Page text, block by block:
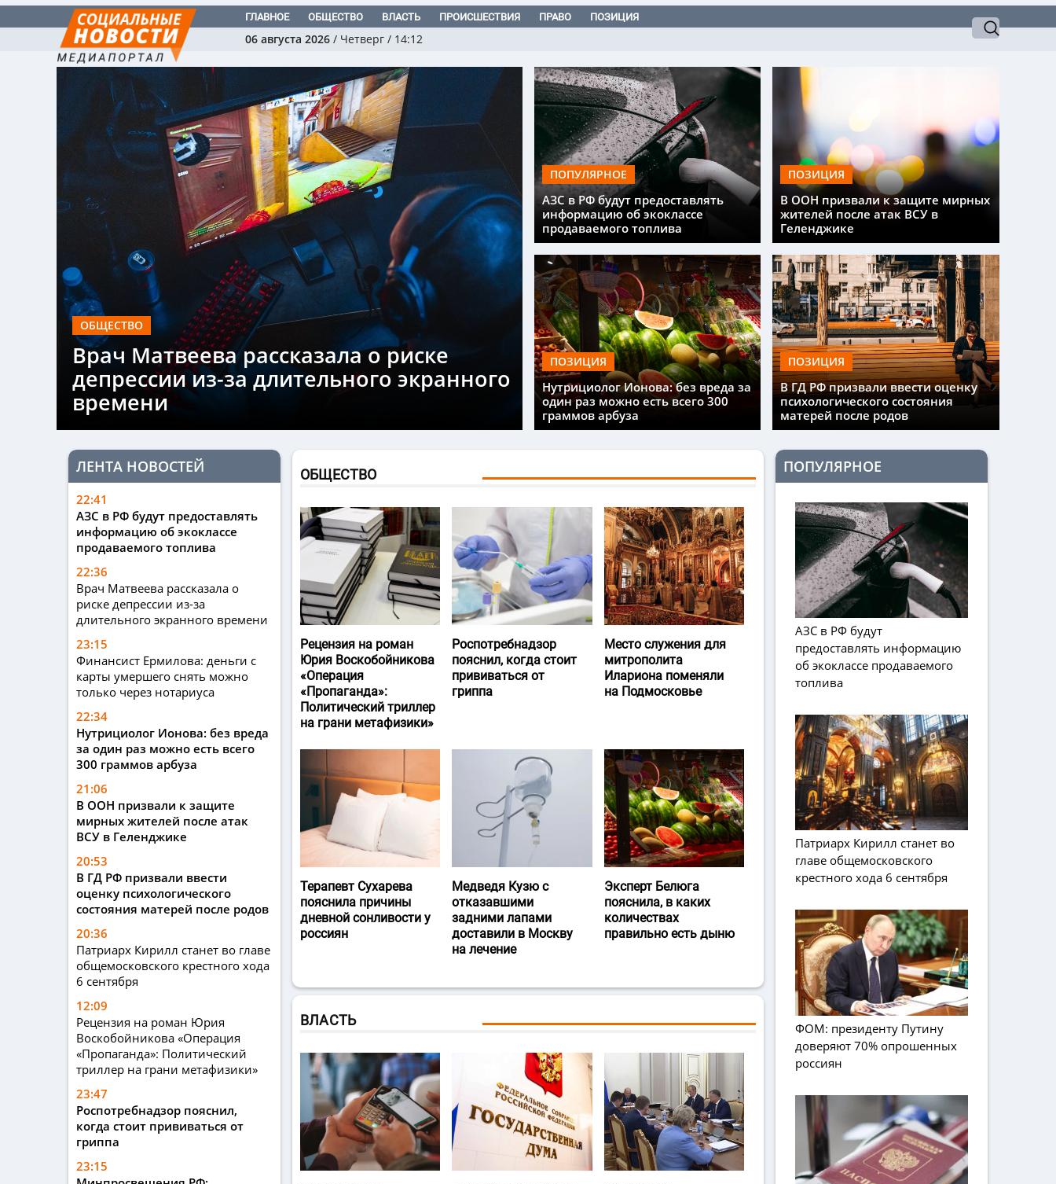
ГЛАВНОЕ ОБЩЕСТВО ВЛАСТЬ ПРОИСШЕСТВИЯ ПРАВО ПОЗИЦИЯ
06 августа 2026 / Четверг / 14:12
ОБЩЕСТВО
Врач Матвеева рассказала о риске
депрессии из-за длительного экранного
времени
ПОПУЛЯРНОЕ
АЗС в РФ будут предоставлять
информацию об экоклассе
продаваемого топлива
ПОЗИЦИЯ
Нутрициолог Ионова: без вреда за
один раз можно есть всего 300
граммов арбуза
ПОЗИЦИЯ
В ООН призвали к защите мирных
жителей после атак ВСУ в
Геленджике
ПОЗИЦИЯ
В ГД РФ призвали ввести оценку
психологического состояния
матерей после родов
ЛЕНТА НОВОСТЕЙ
22:41
АЗС в РФ будут предоставлять
информацию об экоклассе
продаваемого топлива
22:36
Врач Матвеева рассказала о
риске депрессии из-за
длительного экранного времени
23:15
Финансист Ермилова: деньги с
карты умершего снять можно
только через нотариуса
22:34
Нутрициолог Ионова: без вреда
за один раз можно есть всего
300 граммов арбуза
21:06
В ООН призвали к защите
мирных жителей после атак
ВСУ в Геленджике
20:53
В ГД РФ призвали ввести
оценку психологического
состояния матерей после родов
20:36
Патриарх Кирилл станет во главе
общемосковского крестного хода
6 сентября
12:09
Рецензия на роман Юрия
Воскобойникова «Операция
«Пропаганда»: Политический
триллер на грани метафизики»
23:47
Роспотребнадзор пояснил,
когда стоит прививаться от
гриппа
23:15
ОБЩЕСТВО
Рецензия на роман
Юрия Воскобойникова
«Операция
«Пропаганда»:
Политический триллер
на грани метафизики»
Роспотребнадзор
пояснил, когда стоит
прививаться от
гриппа
Место служения для
митрополита
Илариона поменяли
на Подмосковье
Терапевт Сухарева
пояснила причины
дневной сонливости у
россиян
Медведя Кузю с
отказавшими
задними лапами
доставили в Москву
на лечение
Эксперт Белюга
пояснила, в каких
количествах
правильно есть дыню
ВЛАСТЬ
ПОПУЛЯРНОЕ
АЗС в РФ будут
предоставлять информацию
об экоклассе продаваемого
топлива
Патриарх Кирилл станет во
главе общемосковского
крестного хода 6 сентября
ФОМ: президенту Путину
доверяют 70% опрошенных
россиян